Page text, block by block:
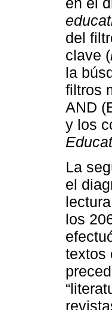
del
clave (
la
filtros
AND
y los
La
el
los
textos